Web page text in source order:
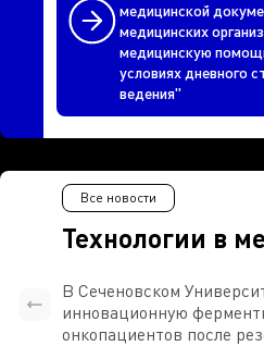
медицинской
медицинских
медицинскую
условиях дневного
ведения"
Технологии в
Все новости
В Сеченовском
инновационную
онкопациентов после